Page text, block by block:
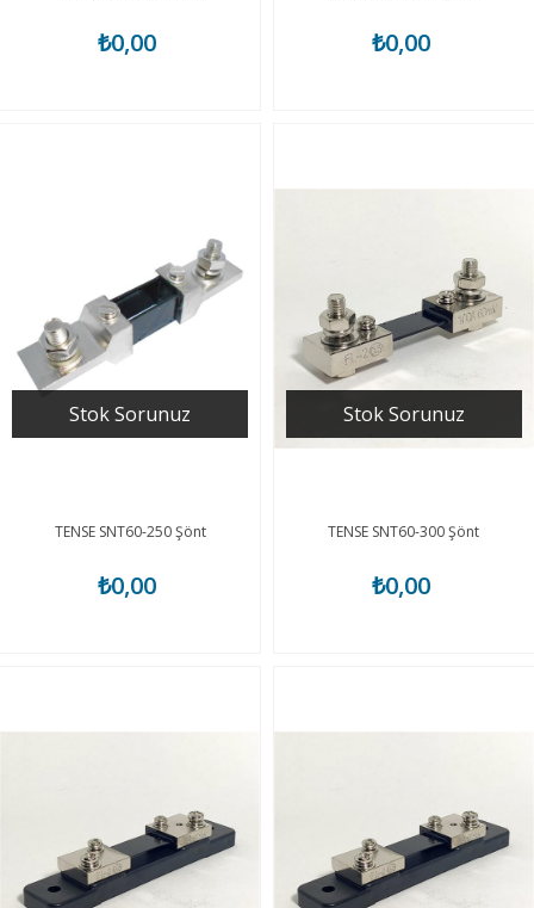
₺0,00 ₺0,00
Stok Sorunuz
TENSE SNT60-250 Şönt
₺0,00
Stok Sorunuz
TENSE SNT60-300 Şönt
₺0,00